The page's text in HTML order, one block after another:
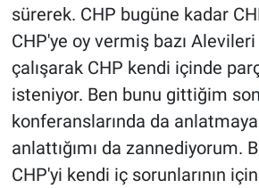
sürerek. CHP bugüne kadar
CHP'ye oy vermiş bazı
çalışarak CHP kendi içinde
isteniyor. Ben bunu gittiğim
konferanslarında da anlatmaya
anlattığımı da zannediyorum.
CHP'yi kendi iç sorunlarının
Popüler
Programlar
Sağlık
Spor